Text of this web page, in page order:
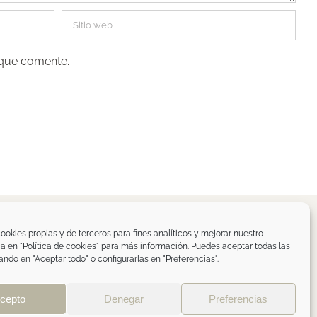
propias y de terceros para fines analíticos y mejorar nuestro
en "Política de cookies" para más información. Puedes aceptar todas las
en "Aceptar todo" o configurarlas en "Preferencias".
Denegar Preferencias
comente.
privacidad RRSS ÁREA PROFESIONAL